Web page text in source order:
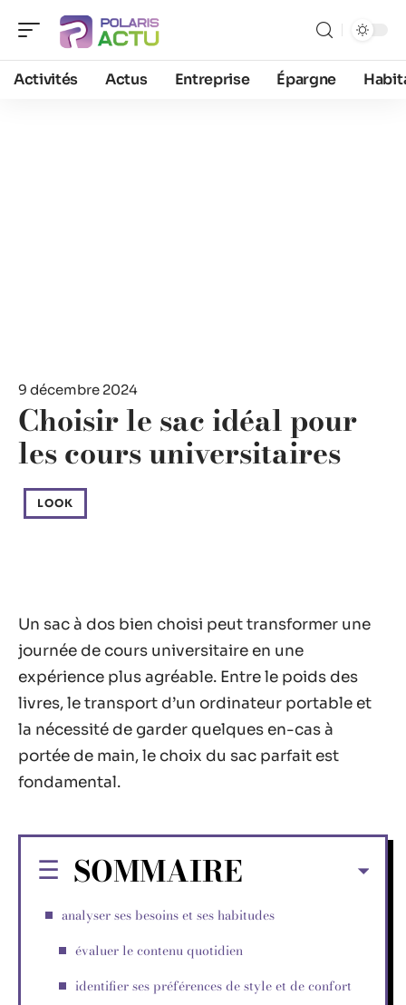
Activités Actus Entreprise Épargne
9 décembre 2024
Choisir le sac idéal pour
les cours universitaires
LOOK
Un sac à dos bien choisi peut transformer une
journée de cours universitaire en une
expérience plus agréable. Entre le poids des
livres, le transport d’un ordinateur portable et
la nécessité de garder quelques en-cas à
portée de main, le choix du sac parfait est
fondamental.
SOMMAIRE
analyser ses besoins et ses habitudes
évaluer le contenu quotidien
identifier ses préférences de style et de confort